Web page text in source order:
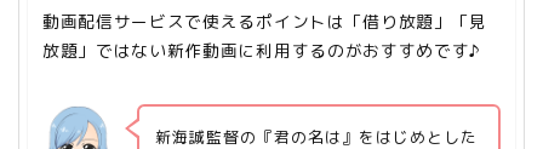
動画配信サービスで使えるポイントは「借り放題」「見
放題」ではない新作動画に利用するのがおすすめです♪
新海誠監督の『君の名は』をはじめとした